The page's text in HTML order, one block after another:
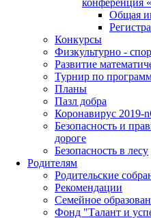
Общая
Конкурсы
Физкультурно -
Развитие
Турнир по
Планы
Пазл добра
Коронавирус 2019-
Безопасность и
дороге
Безопасность в лесу
Родителям
Родительские
Рекомендации
Семейное
Фонд "Талант и